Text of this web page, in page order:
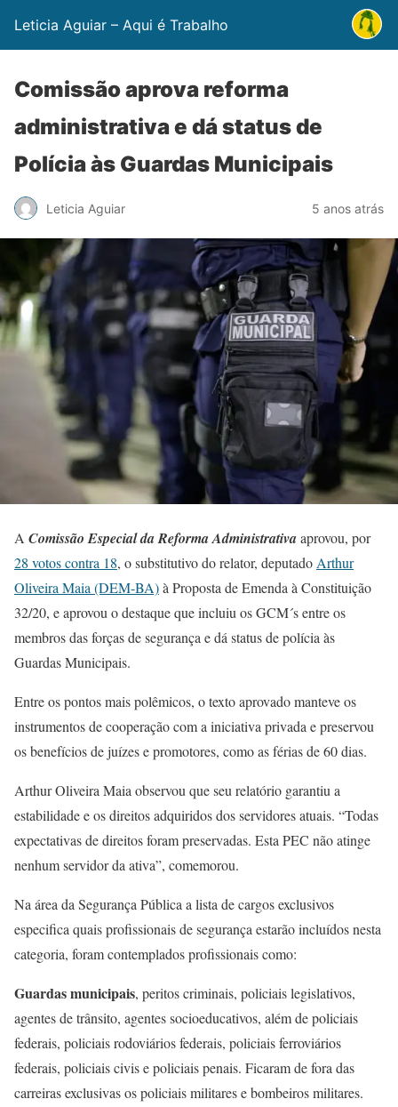
Leticia Aguiar – Aqui é Trabalho
Comissão aprova reforma
administrativa e dá status de
Polícia às Guardas Municipais
Leticia Aguiar 5 anos atrás
A Comissão Especial da Reforma Administrativaaprovou, por
28 votos contra 18, o substitutivo do relator, deputado Arthur
Oliveira Maia (DEM-BA)à Proposta de Emenda à Constituição
32/20, e aprovou o destaque que incluiu os GCM´s entre os
membros das forças de segurança e dá status de polícia às
Guardas Municipais.
Entre os pontos mais polêmicos, o texto aprovado manteve os
instrumentos de cooperação com a iniciativa privada e preservou
os benefícios de juízes e promotores, como as férias de 60 dias.
Arthur Oliveira Maia observou que seu relatório garantiu a
estabilidade e os direitos adquiridos dos servidores atuais. “Todas
expectativas de direitos foram preservadas. Esta PEC não atinge
nenhum servidor da ativa”, comemorou.
Na área da Segurança Pública a lista de cargos exclusivos
especifica quais profissionais de segurança estarão incluídos nesta
categoria, foram contemplados profissionais como:
Guardas municipais, peritos criminais, policiais legislativos,
agentes de trânsito, agentes socioeducativos, além de policiais
federais, policiais rodoviários federais, policiais ferroviários
federais, policiais civis e policiais penais. Ficaram de fora das
carreiras exclusivas os policiais militares e bombeiros militares.